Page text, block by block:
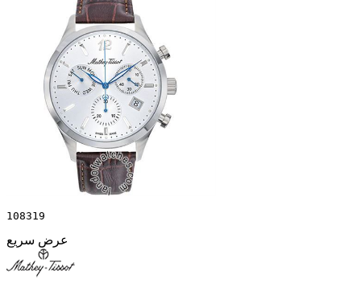
108319
عرض سريع